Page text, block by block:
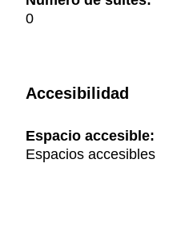
0
Accesibilidad
Espacio accesible:
Espacios accesibles